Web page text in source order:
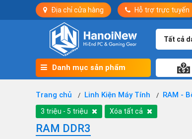
Địa chỉ cửa hàng Hỗ trợ trực tuyến
Danh mục sản phẩm
Trang chủ Linh Kiện Máy Tính RAM -
3 triệu - 5 triệu Xóa tất cả
RAM DDR3